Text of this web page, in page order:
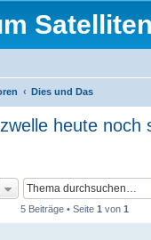
Dies und Das
heute noch
5 Beiträge • Seite 1 von 1